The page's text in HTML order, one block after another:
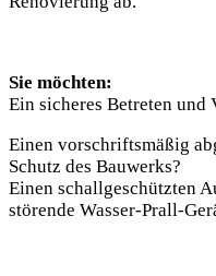
Sie möchten:
Ein sicheres Betreten und
Einen vorschriftsmäßig
Schutz des Bauwerks?
Einen schallgeschützten
störende Wasser-Prall-